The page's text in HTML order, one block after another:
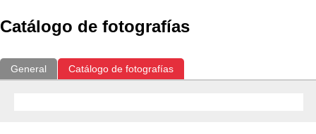
Catálogo de fotografías
General Catálogo de fotografías